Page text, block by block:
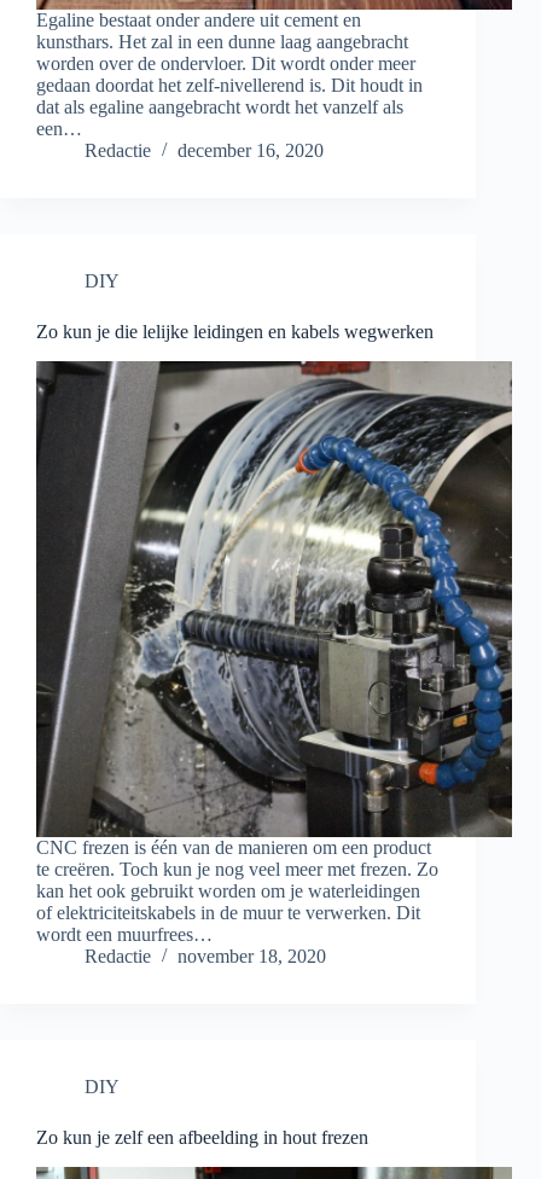
Egaline bestaat onder andere uit cement en
kunsthars. Het zal in een dunne laag aangebracht
worden over de ondervloer. Dit wordt onder meer
gedaan doordat het zelf-nivellerend is. Dit houdt in
dat als egaline aangebracht wordt het vanzelf als
een…
Redactie
december 16, 2020
DIY
Zo kun je die lelijke leidingen en kabels wegwerken
CNC frezen is één van de manieren om een product
te creëren. Toch kun je nog veel meer met frezen. Zo
kan het ook gebruikt worden om je waterleidingen
of elektriciteitskabels in de muur te verwerken. Dit
wordt een muurfrees…
Redactie
november 18, 2020
DIY
Zo kun je zelf een afbeelding in hout frezen